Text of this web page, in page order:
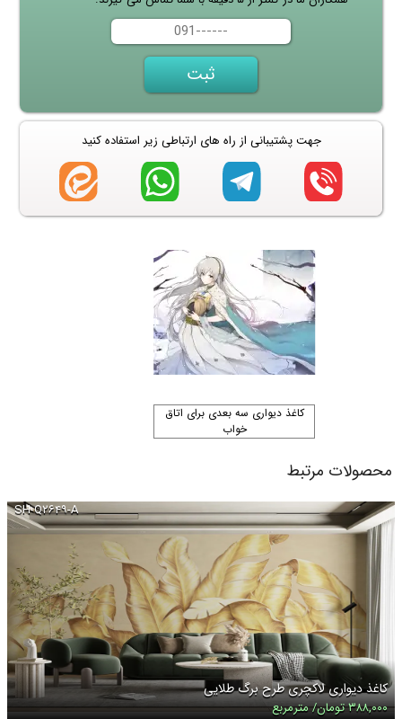
جهت پشتیبانی از راه های ارتباطی زیر استفاده کنید
کاغذ دیواری سه بعدی برای اتاق
خواب
محصولات مرتبط
SH-Q۲۶۴۹-A
کاغذ دیواری لاکچری طرح برگ طلایی
۳۸۸,۰۰۰ تومان/ مترمربع